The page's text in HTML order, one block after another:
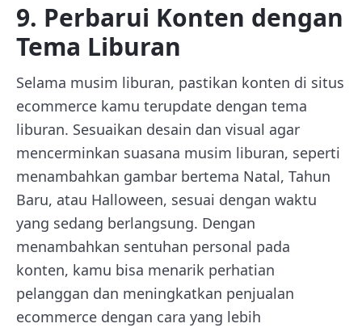
9. Perbarui Konten dengan
Tema Liburan
Selama musim liburan, pastikan konten di situs
ecommerce kamu terupdate dengan tema
liburan. Sesuaikan desain dan visual agar
mencerminkan suasana musim liburan, seperti
menambahkan gambar bertema Natal, Tahun
Baru, atau Halloween, sesuai dengan waktu
yang sedang berlangsung. Dengan
menambahkan sentuhan personal pada
konten, kamu bisa menarik perhatian
pelanggan dan meningkatkan penjualan
ecommerce dengan cara yang lebih